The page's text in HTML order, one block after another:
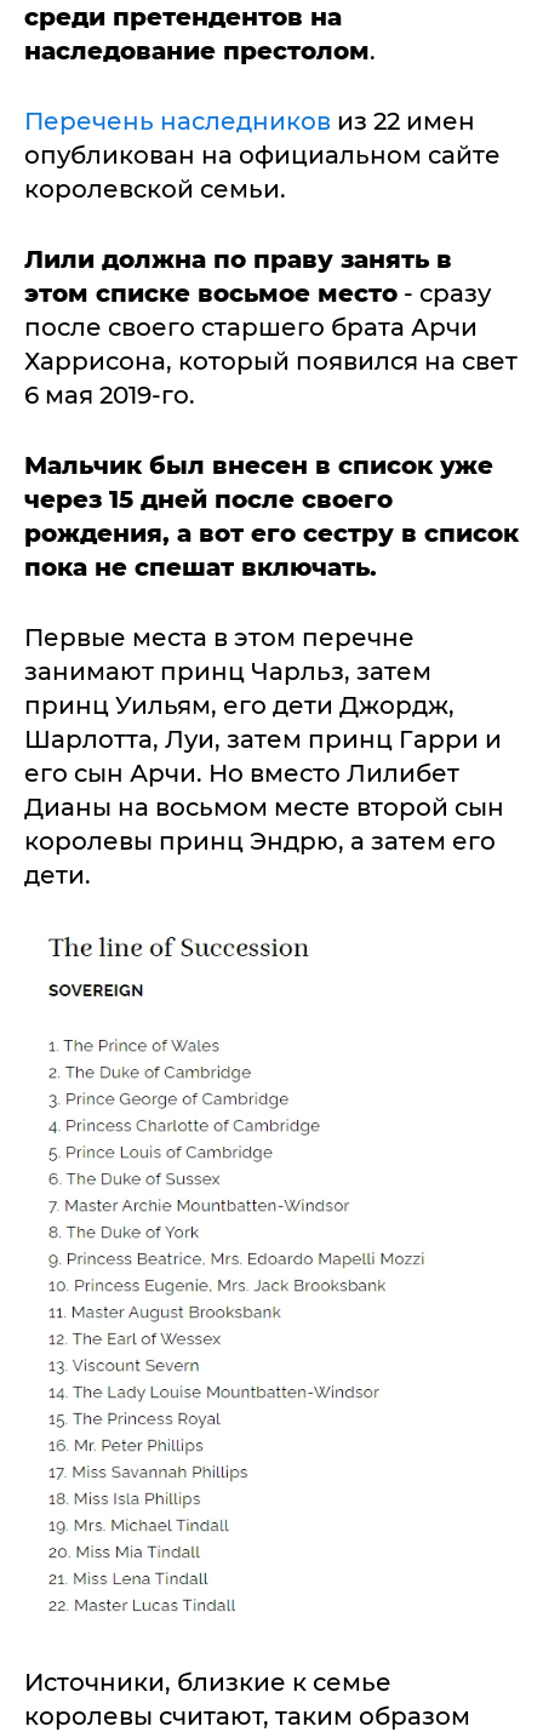
среди претендентов на
наследование престолом.
Перечень наследников из 22 имен
опубликован на официальном сайте
королевской семьи.
Лили должна по праву занять в
этом списке восьмое место - сразу
после своего старшего брата Арчи
Харрисона, который появился на свет
6 мая 2019-го.
Мальчик был внесен в список уже
через 15 дней после своего
рождения, а вот его сестру в список
пока не спешат включать.
Первые места в этом перечне
занимают принц Чарльз, затем
принц Уильям, его дети Джордж,
Шарлотта, Луи, затем принц Гарри и
его сын Арчи. Но вместо Лилибет
Дианы на восьмом месте второй сын
королевы принц Эндрю, а затем его
дети.
Источники, близкие к семье
королевы считают, таким образом